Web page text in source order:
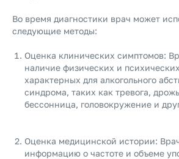
Во время диагностики врач может
следующие методы:
Оценка клинических симптомов:
наличие физических и
характерных для алкогольного
синдрома, таких как тревога,
бессонница, головокружение и
Оценка медицинской истории:
информацию о частоте и объеме